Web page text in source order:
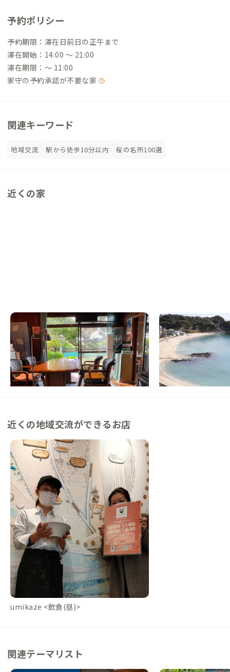
予約ポリシー
予約期限：滞在日前日の正午まで
滞在開始：14:00 〜 21:00
滞在期限：〜 11:00
家守の予約承認が不要な家
関連キーワード
地域交流 駅から徒歩10分以内 桜の名所100選
近くの家
山武A邸
千葉県 戸建て
【海まで徒歩3分】音楽と波音に包まれる九
十九里の家
この家からの距離 21km
勝浦A邸
千葉県 シェアハウス
【駅徒歩6分】白砂
浦のシェアハウス
この家からの距離 28km
近くの地域交流ができるお店
umikaze <飲食(昼)>
関連テーマリスト